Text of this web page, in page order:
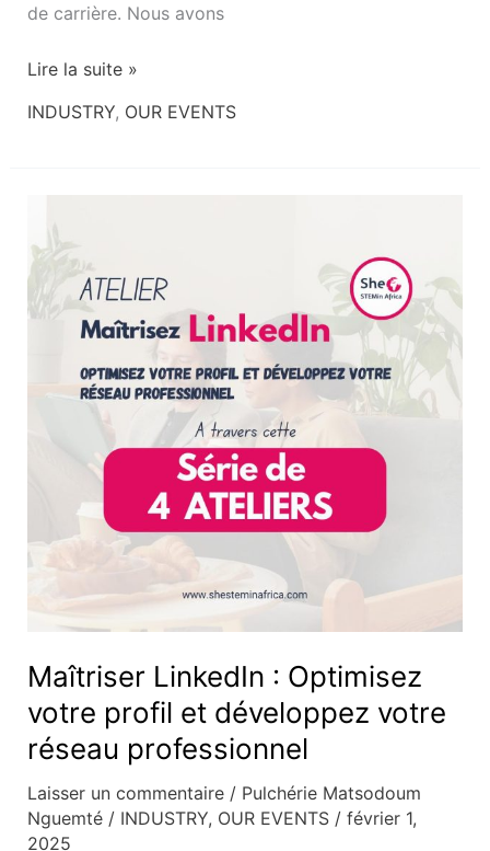
de carrière. Nous avons
Lire la suite »
INDUSTRY, OUR EVENTS
Maîtriser LinkedIn : Optimisez
votre profil et développez votre
réseau professionnel
Laisser un commentaire / Pulchérie Matsodoum
Nguemté / INDUSTRY, OUR EVENTS/ février 1,
2025
LinkedIn
Optimisez
développez
professionnel